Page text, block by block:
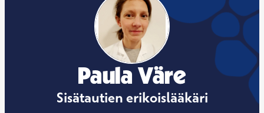
Paula Väre
Sisätautien erikoislääkäri